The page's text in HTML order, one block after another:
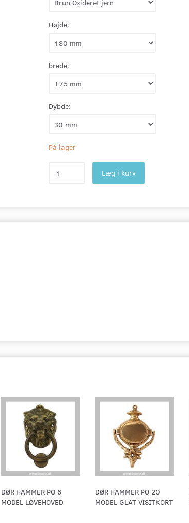
Højde:
brede:
Dybde:
På lager
Læg i kurv
DØR HAMMER PO 6
MODEL LØVEHOVED
DØR HAMMER PO 20
MODEL GLAT VISITKORT